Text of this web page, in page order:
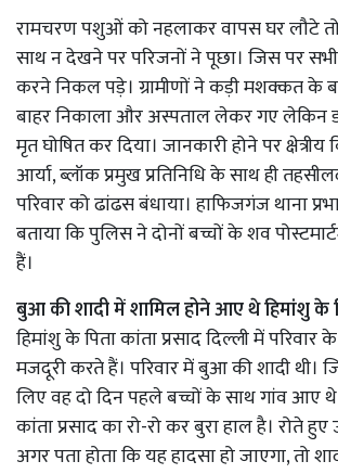
रामचरण पशुओं को नहलाकर वापस घर लौटे
साथ न देखने पर परिजनों ने पूछा। जिस पर
करने निकल पड़े। ग्रामीणों ने कड़ी मशक्कत के
बाहर निकाला और अस्पताल लेकर गए लेकिन
मृत घोषित कर दिया। जानकारी होने पर
आर्या, ब्लॉक प्रमुख प्रतिनिधि के साथ ही
परिवार को ढांढस बंधाया। हाफिजगंज थाना
बताया कि पुलिस ने दोनों बच्चों के शव
हैं।
बुआ की शादी में शामिल होने आए थे हिमांशु के
हिमांशु के पिता कांता प्रसाद दिल्ली में
मजदूरी करते हैं। परिवार में बुआ की शादी थी।
लिए वह दो दिन पहले बच्चों के साथ गांव आए
कांता प्रसाद का रो-रो कर बुरा हाल है। रोते
अगर पता होता कि यह हादसा हो जाएगा, तो